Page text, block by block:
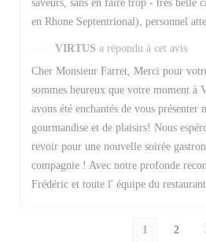
saveurs, sans en faire trop - tres belle
en Rhone Septentrional), personnel
VIRTUS a répondu à cet avis
Cher Monsieur Farret, Merci pour
sommes heureux que votre moment à
avons été enchantés de vous présenter
gourmandise et de plaisirs! Nous
revoir pour une nouvelle soirée
compagnie ! Avec notre profonde
Frédéric et toute l' équipe du
1 2